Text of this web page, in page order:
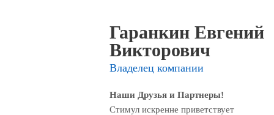
Гаранкин Евгений
Викторович
Владелец компании
Наши Друзья и Партнеры!
Стимул искренне приветствует